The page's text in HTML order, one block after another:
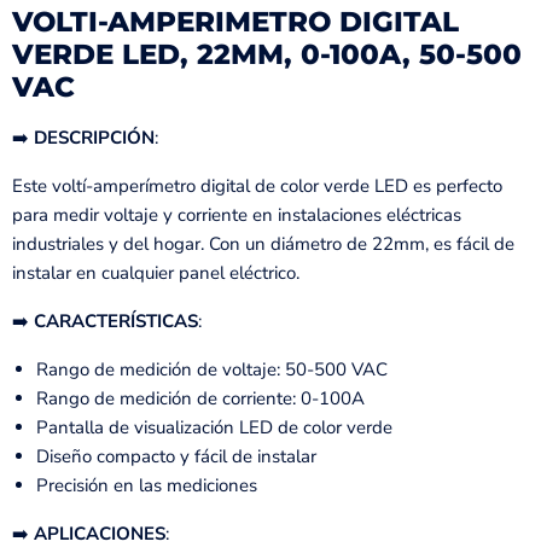
VOLTI-AMPERIMETRO DIGITAL
VERDE LED, 22MM, 0-100A, 50-500
VAC
➡️ DESCRIPCIÓN:
Este voltí-amperímetro digital de color verde LED es perfecto
para medir voltaje y corriente en instalaciones eléctricas
industriales y del hogar. Con un diámetro de 22mm, es fácil de
instalar en cualquier panel eléctrico.
➡️ CARACTERÍSTICAS:
Rango de medición de voltaje: 50-500 VAC
Rango de medición de corriente: 0-100A
Pantalla de visualización LED de color verde
Diseño compacto y fácil de instalar
Precisión en las mediciones
➡️ APLICACIONES: